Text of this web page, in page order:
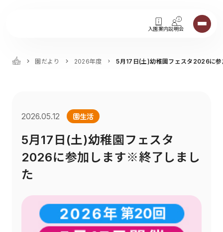
入園案内説明会
園だより 2026年度 5月17日(土)幼稚園フェスタ2026に
2026.05.12 園生活
5月17日(土)幼稚園フェスタ
2026に参加します※終了しまし
た